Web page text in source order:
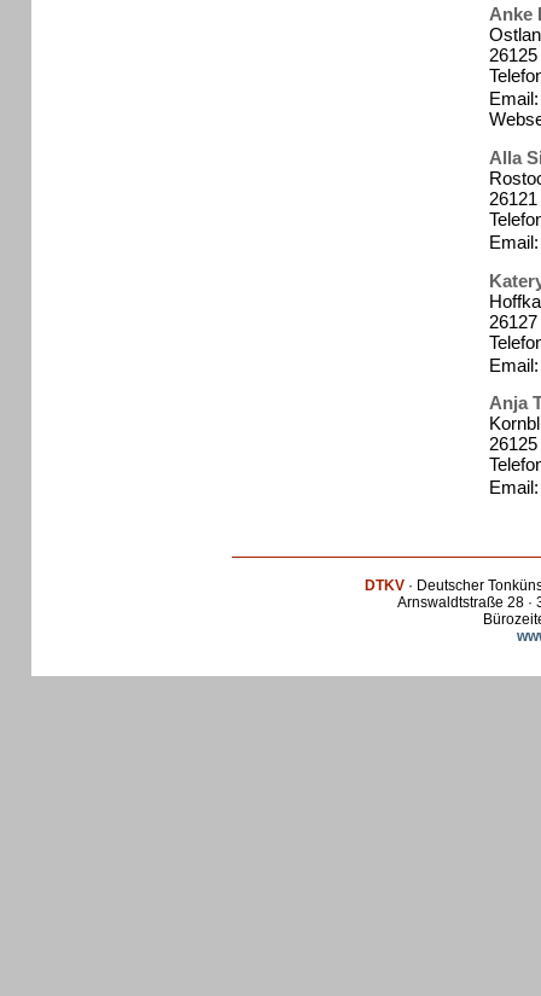
Anke
Alla
Anja
DTKV · Deutscher
Arnswaldtstraße 28 ·